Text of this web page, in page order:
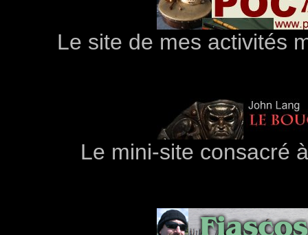
Le site de mes activités
Le mini-site consacré